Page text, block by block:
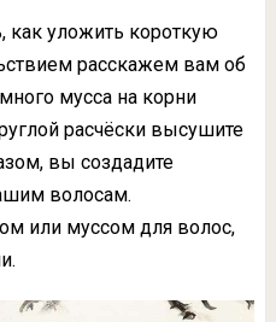
как уложить короткую
расскажем вам об
мусса на корни
расчёски высушите
вы создадите
волосам.
или муссом для волос,